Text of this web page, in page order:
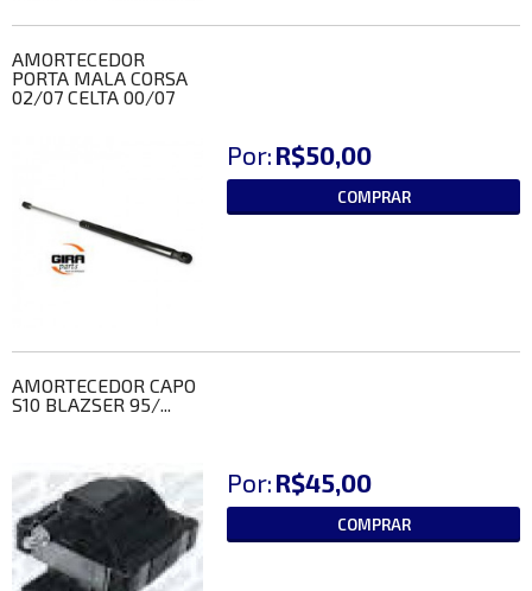
AMORTECEDOR
PORTA MALA CORSA
02/07 CELTA 00/07
Por: R$50,00
COMPRAR
AMORTECEDOR CAPO
S10 BLAZSER 95/...
Por: R$45,00
COMPRAR